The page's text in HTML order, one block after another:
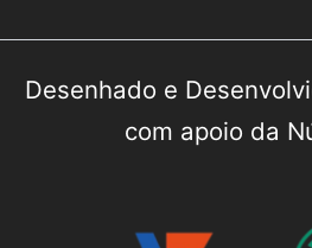
Desenhado e
com apoio da